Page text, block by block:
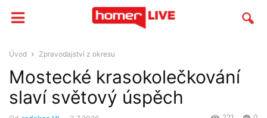
Úvod Zpravodajství z okresu
Mostecké krasokolečkování
slaví světový úspěch